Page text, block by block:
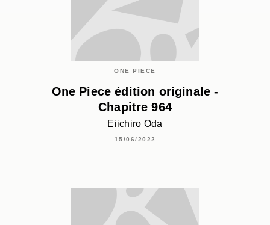
ONE PIECE
One Piece édition originale -
Chapitre 964
Eiichiro Oda
15/06/2022